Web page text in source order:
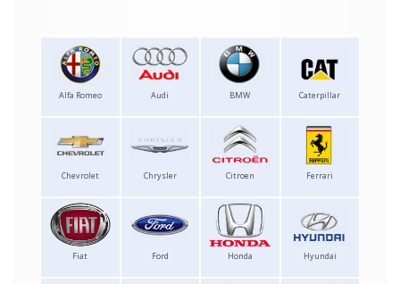
Alfa Romeo Audi BMW Caterpillar
Chevrolet Chrysler Citroen Ferrari
Fiat Ford Honda Hyundai